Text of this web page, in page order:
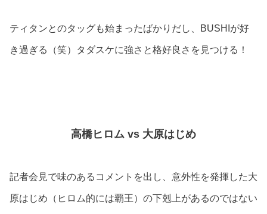
ティタンとのタッグも始まったばかりだし、BUSHIが好
き過ぎる（笑）タダスケに強さと格好良さを見つける！
高橋ヒロム vs 大原はじめ
記者会見で味のあるコメントを出し、意外性を発揮した大
原はじめ（ヒロム的には覇王）の下剋上があるのではない